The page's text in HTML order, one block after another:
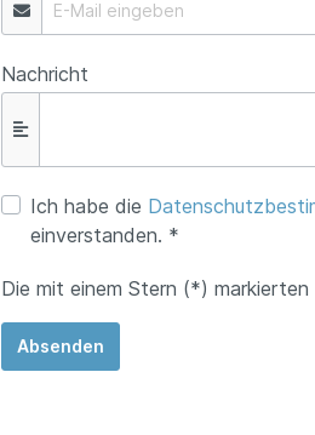
Nachricht
Ich habe die
einverstanden. *
Die mit einem Stern (*)
Absenden